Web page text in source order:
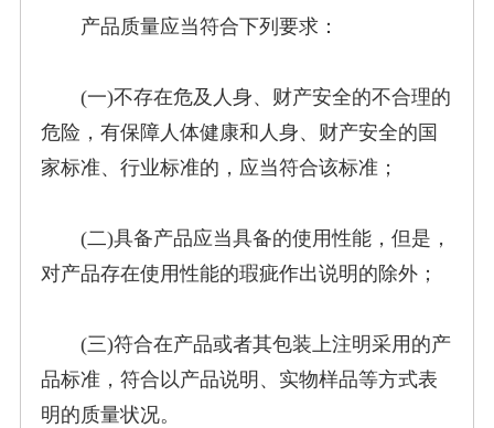
产品质量应当符合下列要求：
(一)不存在危及人身、财产安全的不合理的
危险，有保障人体健康和人身、财产安全的国
家标准、行业标准的，应当符合该标准；
(二)具备产品应当具备的使用性能，但是，
对产品存在使用性能的瑕疵作出说明的除外；
(三)符合在产品或者其包装上注明采用的产
品标准，符合以产品说明、实物样品等方式表
明的质量状况。